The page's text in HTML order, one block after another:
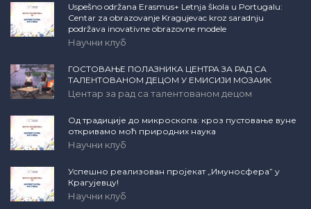
Uspešno održana Erasmus+ Letnja škola u Portugalu:
Centar za obrazovanje Kragujevac kroz saradnju
podržava inovativne obrazovne modele
Научни клуб
ГОСТОВАЊЕ ПОЛАЗНИКА ЦЕНТРА ЗА РАД СА
ТАЛЕНТОВАНОМ ДЕЦОМ У ЕМИСИЈИ МОЗАИК
Центар за рад са талентованом децом
Од традиције до микроскопа: кроз пустовање вуне
откривамо моћ природних наука
Научни клуб
Успешно реализован пројекат „Имуносфера” у
Крагујевцу!
Научни клуб